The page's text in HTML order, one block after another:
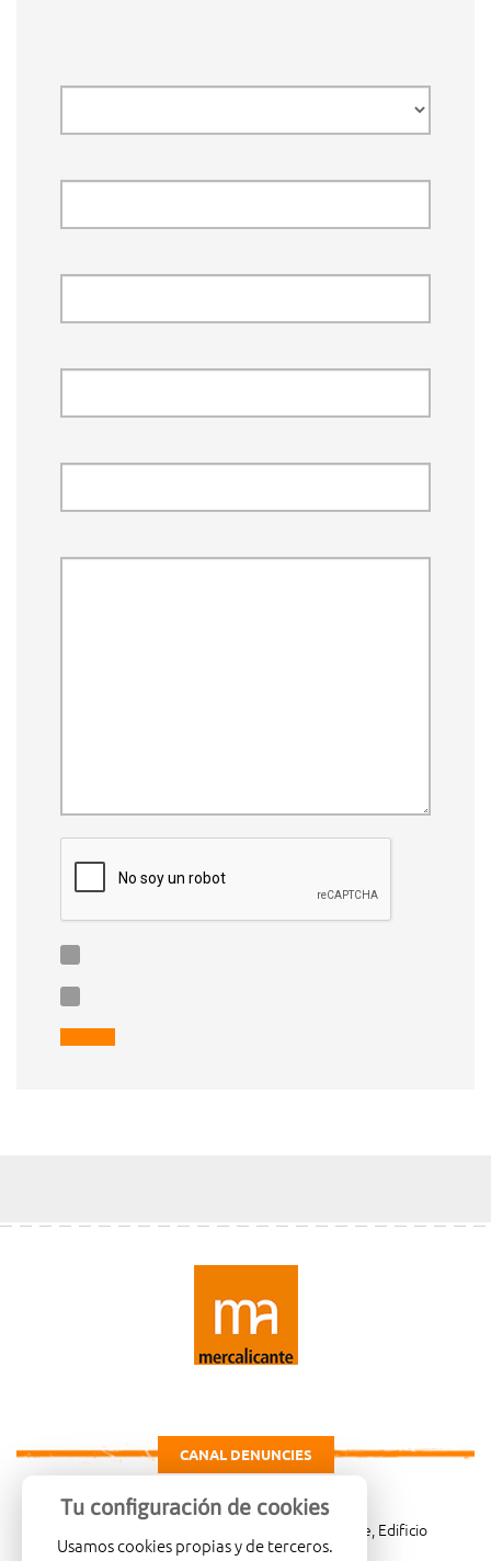
CANAL DENUNCIES
Carretera de Madrid Km. 4, 03007 Alicante, Edificio
Administrativo, planta 3ª
Tu configuración de cookies
Usamos cookies propias y de terceros.